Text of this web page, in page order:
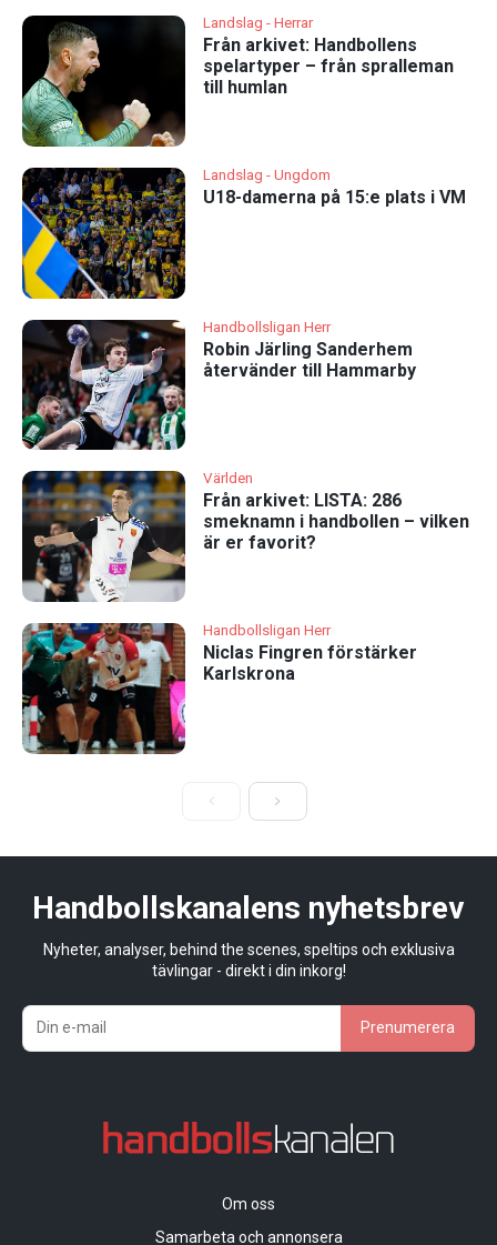
Landslag - Herrar
Från arkivet: Handbollens
spelartyper – från spralleman
till humlan
Landslag - Ungdom
U18-damerna på 15:e plats i VM
Handbollsligan Herr
Robin Järling Sanderhem
återvänder till Hammarby
Världen
Från arkivet: LISTA: 286
smeknamn i handbollen – vilken
är er favorit?
Handbollsligan Herr
Niclas Fingren förstärker
Karlskrona
Handbollskanalens nyhetsbrev
Nyheter, analyser, behind the scenes, speltips och exklusiva
tävlingar - direkt i din inkorg!
Prenumerera
Om oss
Samarbeta och annonsera